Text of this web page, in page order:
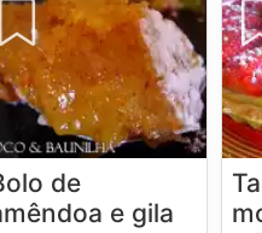
de
e gila